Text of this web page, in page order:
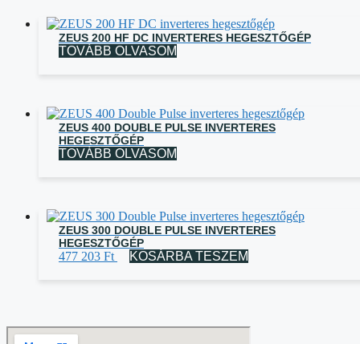
ZEUS 200 HF DC INVERTERES HEGESZTŐGÉP
TOVÁBB OLVASOM
ZEUS 400 DOUBLE PULSE INVERTERES
HEGESZTŐGÉP
TOVÁBB OLVASOM
ZEUS 300 DOUBLE PULSE INVERTERES
HEGESZTŐGÉP
477 203 Ft KOSÁRBA TESZEM